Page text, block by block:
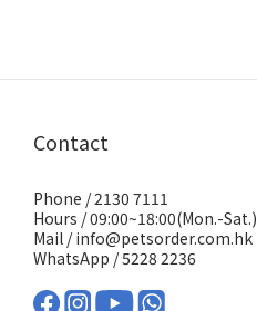
Contact
Phone / 2130 7111
Hours / 09:00~18:00(Mon.-Sat.)
Mail / info@petsorder.com.hk
WhatsApp /5228 2236